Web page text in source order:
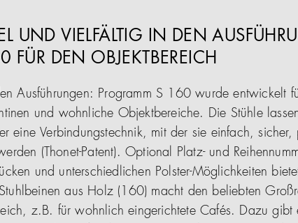
UND VIELFÄLTIG IN DEN
FÜR DEN OBJEKTBEREICH
Ausführungen: Programm S 160 wurde entwickelt
und wohnliche Objektbereiche. Die Stühle
eine Verbindungstechnik, mit der sie einfach, sicher,
(Thonet-Patent). Optional Platz- und
und unterschiedlichen Polster-Möglichkeiten
aus Holz (160) macht den beliebten
z.B. für wohnlich eingerichtete Cafés. Dazu gibt